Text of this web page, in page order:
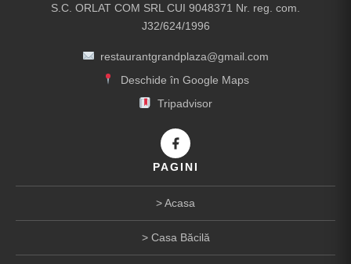
S.C. ORLAT COM SRL CUI 9048371 Nr. reg. com.
J32/624/1996
restaurantgrandplaza@gmail.com
Deschide în Google Maps
Tripadvisor
PAGINI
Acasa
Casa Băcilă